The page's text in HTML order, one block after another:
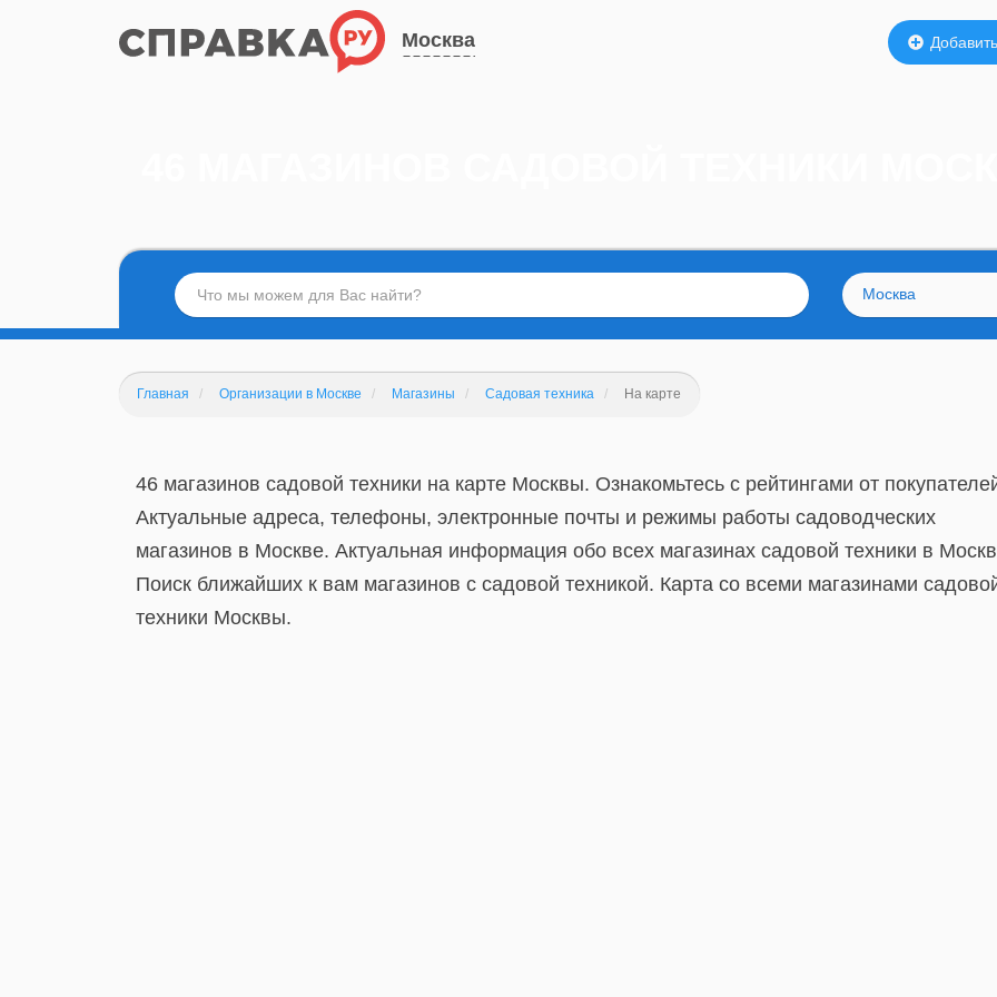
Москва
Москва
Главная Организации в Москве Магазины Садовая техника На карте
46 магазинов садовой техники на карте Москвы. Ознакомьтесь с рейтингами от
Актуальные адреса, телефоны, электронные почты и режимы работы садоводческих
магазинов в Москве. Актуальная информация обо всех магазинах садовой техники в
Поиск ближайших к вам магазинов с садовой техникой. Карта со всеми магазинами
техники Москвы.